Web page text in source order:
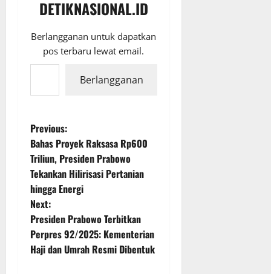
DETIKNASIONAL.ID
Berlangganan untuk dapatkan
pos terbaru lewat email.
Ketikkan email Anda...
Berlangganan
P
o
s
t
n
a
Previous:
Bahas Proyek Raksasa Rp600
Triliun, Presiden Prabowo
Tekankan Hilirisasi Pertanian
hingga Energi
Next:
Presiden Prabowo Terbitkan
Perpres 92/2025: Kementerian
Haji dan Umrah Resmi Dibentuk